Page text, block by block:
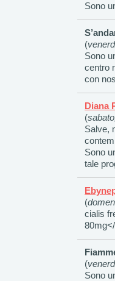
Sono
(
Sono
centro
con
Diana
(
Salve,
Sono
tale
(
cialis
(
Sono